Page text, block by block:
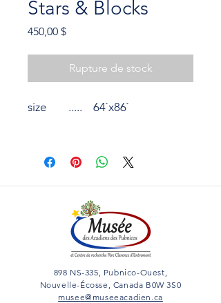
Stars & Blocks
450,00 $Prix
Rupture de stock
size ..... 64`x86`
898 NS-335, Pubnico-Ouest,
Nouvelle-Écosse, Canada B0W 3S0
musee@museeacadien.ca